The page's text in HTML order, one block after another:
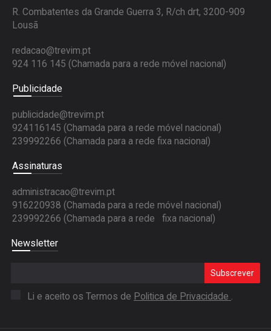
R. Combatentes da Grande Guerra 3, R/ch drt, 3200-909
Lousã
redacao@trevim.pt
924 116 145 (Chamada para a rede móvel nacional)
Publicidade
publicidade@trevim.pt
924116145 (Chamada para a rede móvel nacional)
239992266 (Chamada para a rede fixa nacional)
Assinaturas
administracao@trevim.pt
916220938 (Chamada para a rede móvel nacional)
239992266 (Chamada para a rede fixa nacional)
Newsletter
Subscrever
Li e aceito os Termos de Politica de Privacidade .